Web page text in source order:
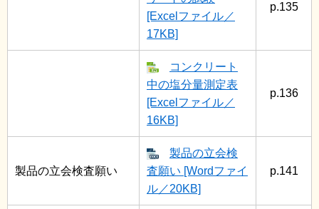
[Excelファイル／
17KB]
p.135
コンクリート
中の塩分量測定表
[Excelファイル／
16KB]
p.136
製品の立会検査願い
製品の立会検
査願い [Wordファイ
ル／20KB]
p.141